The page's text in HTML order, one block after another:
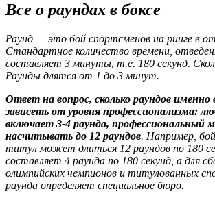
Все о раундах в боксе
Раунд — это бой спортсменов на ринге в
Стандартное количество времени,
составляет 3 минуты, т.е. 180 секунд.
Раунды длятся от 1 до 3 минут.
Ответ на вопрос, сколько раундов именно
зависеть от уровня профессионализма:
включает 3-4 раунда, профессиональный
насчитывать до 12 раундов. Например,
титул может длиться 12 раундов по 180
составляет 4 раунда по 180 секунд, а для
олимпийских чемпионов и титулованных
раунда определяет специальное бюро.